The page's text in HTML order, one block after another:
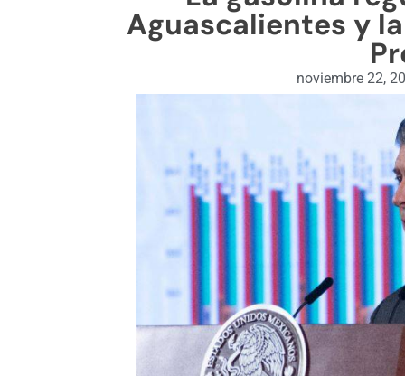
Aguascalientes y
noviembre 22,